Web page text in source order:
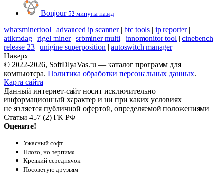
Bonjour 52 минуты назад
whatsminertool | advanced ip scanner| btc tools | ip reporter|
atikmdag | rigel miner| srbminer multi | innomonitor tool | cinebench
release 23 | unigine superposition | autoswitch manager
Наверх
© 2022-2026, SoftDlyaVas.ru — каталог программ для
компьютера. Политика обработки персональных данных.
Карта сайта
Данный интернет-сайт носит исключительно
информационный характер и ни при каких условиях
не является публичной офертой, определяемой положениями
Статьи 437 (2) ГК РФ
Оцените!
Ужасный софт
Плохо, но терпимо
Крепкий середнячок
Посоветую друзьям